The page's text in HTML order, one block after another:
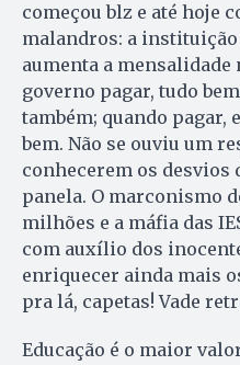
começou blz e até hoje
malandros: a
aumenta a mensalidade
governo pagar, tudo
também; quando pagar,
bem. Não se ouviu um
conhecerem os desvios
panela. O marconismo
milhões e a máfia das
com auxílio dos
enriquecer ainda mais
pra lá, capetas! Vade
Educação é o maior